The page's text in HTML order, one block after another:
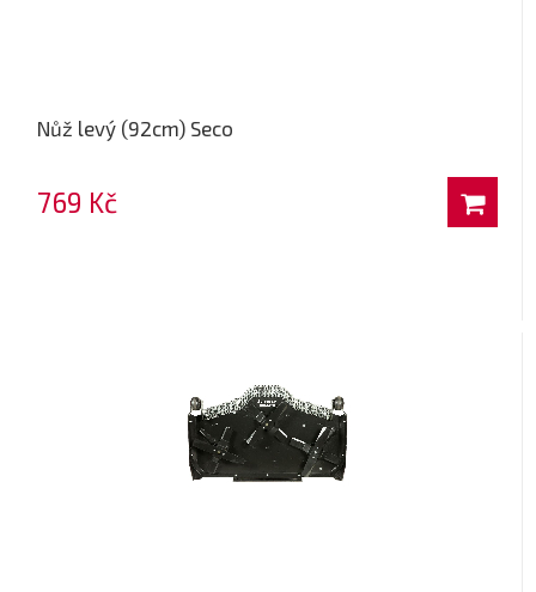
Nůž levý (92cm) Seco
769 Kč